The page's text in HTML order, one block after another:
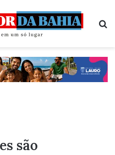
são